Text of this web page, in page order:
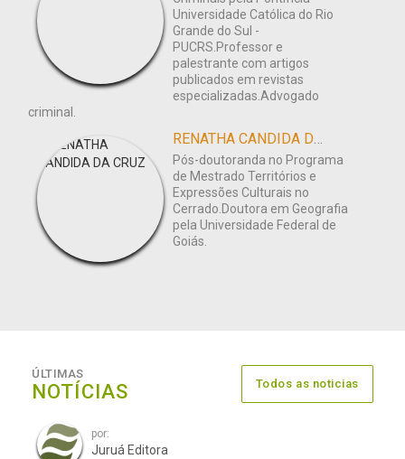
Universidade Católica do Rio
Grande do Sul -
PUCRS.Professor e
palestrante com artigos
publicados em revistas
especializadas.Advogado
criminal.
RENATHA CANDIDA DA CRUZ
Pós-doutoranda no Programa
de Mestrado Territórios e
Expressões Culturais no
Cerrado.Doutora em Geografia
pela Universidade Federal de
Goiás.
ÚLTIMAS
NOTÍCIAS Todos as noticias
por:
Juruá Editora